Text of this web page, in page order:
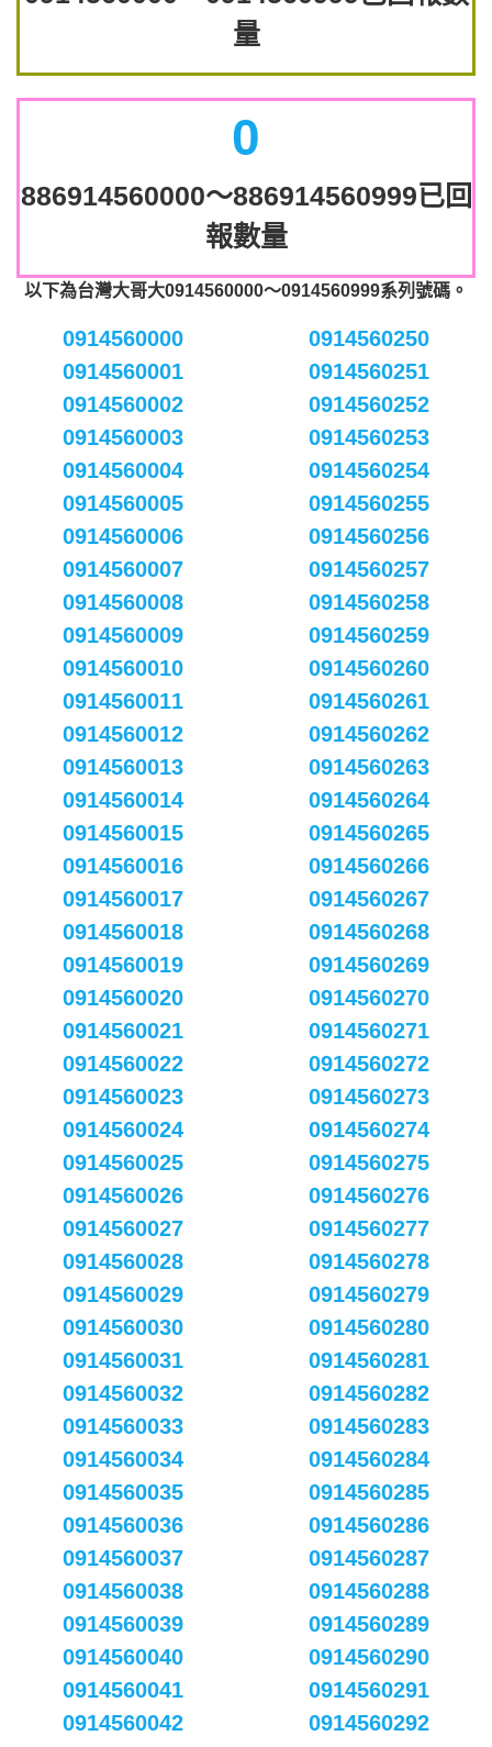
量
0
886914560000～886914560999已回
報數量
以下為台灣大哥大0914560000～0914560999系列號碼。
0914560000
0914560001
0914560002
0914560003
0914560004
0914560005
0914560006
0914560007
0914560008
0914560009
0914560010
0914560011
0914560012
0914560013
0914560014
0914560015
0914560016
0914560017
0914560018
0914560019
0914560020
0914560021
0914560022
0914560023
0914560024
0914560025
0914560026
0914560027
0914560028
0914560029
0914560030
0914560031
0914560032
0914560033
0914560034
0914560035
0914560036
0914560037
0914560038
0914560039
0914560040
0914560041
0914560042
0914560250
0914560251
0914560252
0914560253
0914560254
0914560255
0914560256
0914560257
0914560258
0914560259
0914560260
0914560261
0914560262
0914560263
0914560264
0914560265
0914560266
0914560267
0914560268
0914560269
0914560270
0914560271
0914560272
0914560273
0914560274
0914560275
0914560276
0914560277
0914560278
0914560279
0914560280
0914560281
0914560282
0914560283
0914560284
0914560285
0914560286
0914560287
0914560288
0914560289
0914560290
0914560291
0914560292